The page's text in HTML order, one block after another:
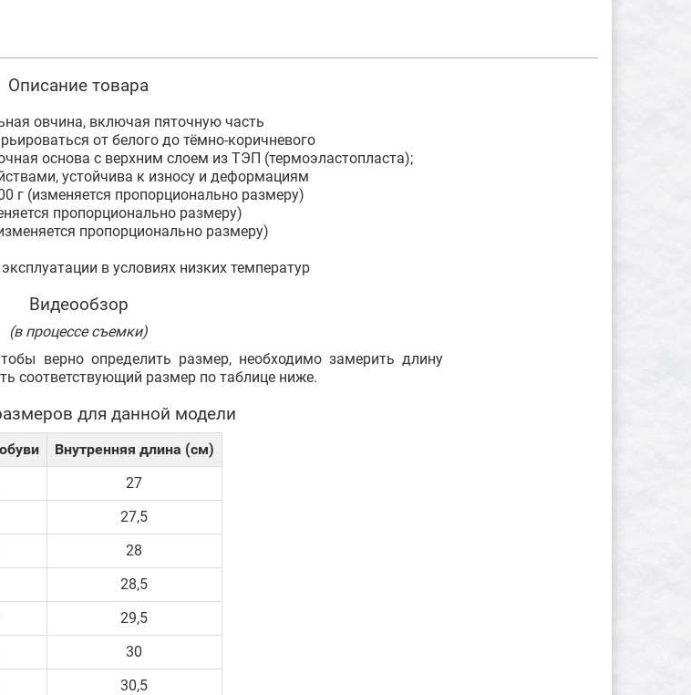
Описание товара
овчина, включая пяточную часть
от белого до тёмно-коричневого
основа с верхним слоем из ТЭП (термоэластопласта);
устойчива к износу и деформациям
г (изменяется пропорционально размеру)
пропорционально размеру)
пропорционально размеру)
в условиях низких температур
Видеообзор
(в процессе съемки)
верно определить размер, необходимо замерить длину
соответствующий размер по таблице ниже.
для данной модели
Внутренняя длина (см)
27
27,5
28
28,5
29,5
30
30,5